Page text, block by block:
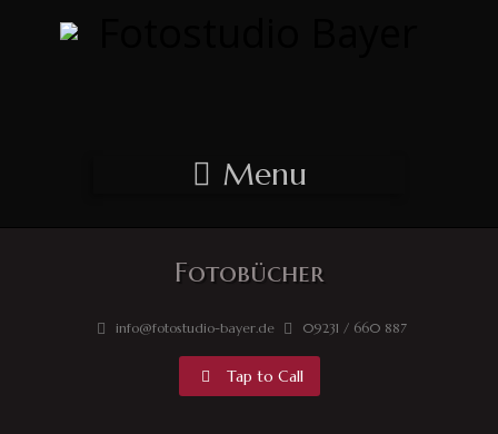
Menu
Fotobücher
info@fotostudio-bayer.de 09231 / 660 887
Tap to Call